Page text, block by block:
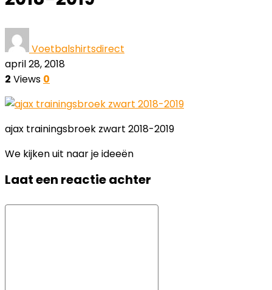
Voetbalshirtsdirect
april 28, 2018
2 Views 0
ajax trainingsbroek zwart 2018-2019
We kijken uit naar je ideeën
Laat een reactie achter